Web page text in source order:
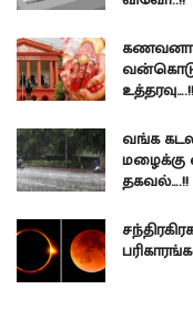
கணவனாக
உத்தரவு….!!
வங்க
மழைக்கு
தகவல்….!!